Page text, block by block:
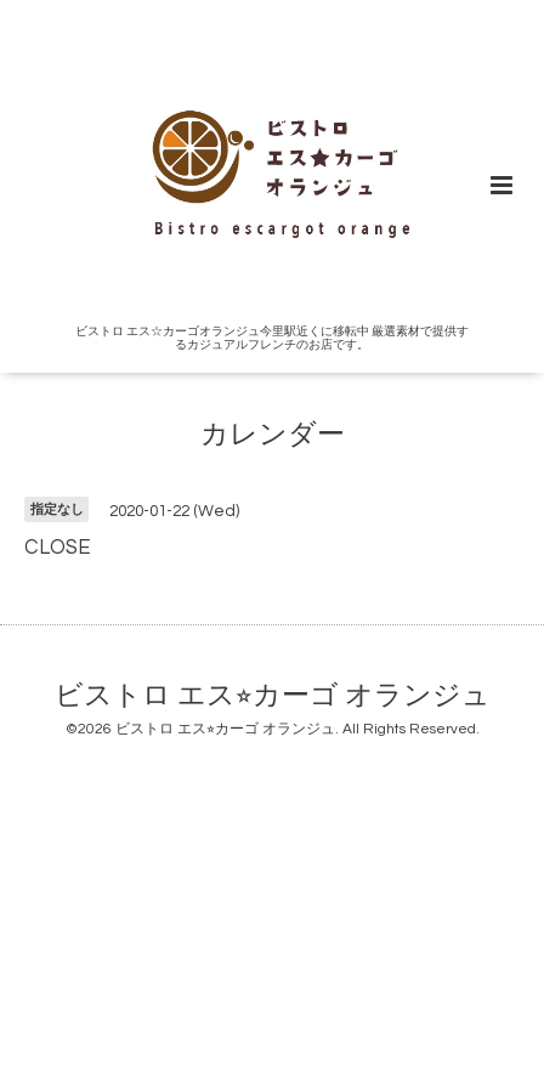
ビストロ エス☆カーゴオランジュ今里駅近くに移転中 厳選素材で提供す
るカジュアルフレンチのお店です。
カレンダー
指定なし 2020-01-22 (Wed)
CLOSE
ビストロ エス⭐︎カーゴ オランジュ
©2026 ビストロ エス⭐︎カーゴ オランジュ. All Rights Reserved.